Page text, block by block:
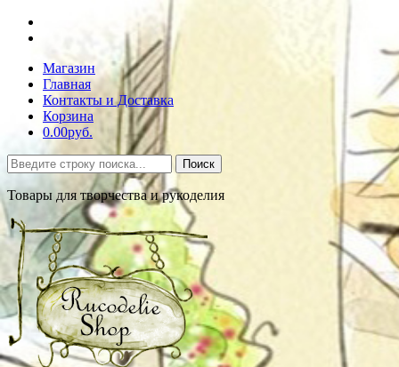
Магазин
Главная
Контакты и Доставка
Корзина
0.00руб.
Поиск
Товары для творчества и рукоделия